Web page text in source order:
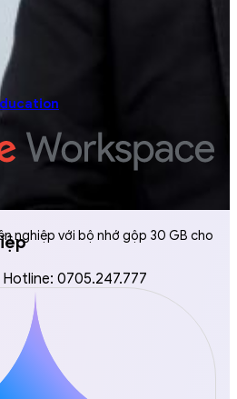
0705.247.777
nghiệp với bộ nhớ gộp 30 GB cho